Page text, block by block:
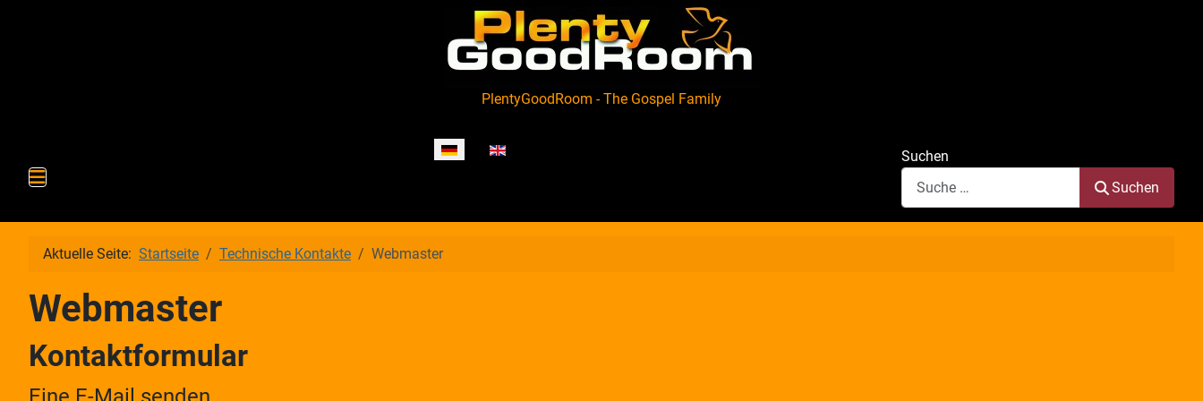
PlentyGoodRoom - The Gospel Family
Sprache auswählen
Suchen
Suchen
Aktuelle Seite: Startseite Technische Kontakte Webmaster
Webmaster
Kontaktformular